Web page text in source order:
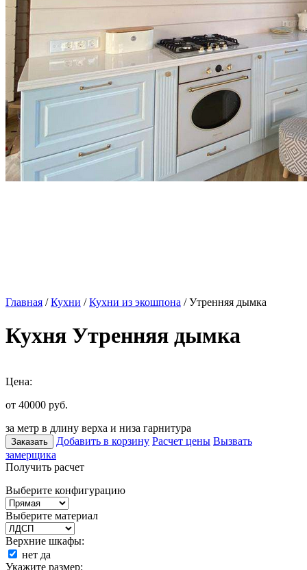
Главная /Кухни /Кухни из экошпона / Утренняя дымка
Кухня Утренняя дымка
Цена:
от 40000 руб.
за метр в длину верха и низа гарнитура
Заказать Добавить в корзину Расчет цены Вызвать
замерщика
Получить расчет
Выберите конфигурацию
Выберите материал
Верхние шкафы:
нет да
Укажите размер: